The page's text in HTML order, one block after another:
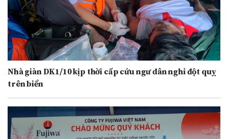
Nhà giàn DK1/10 kịp thời cấp cứu ngư dân nghi đột quỵ
trên biển